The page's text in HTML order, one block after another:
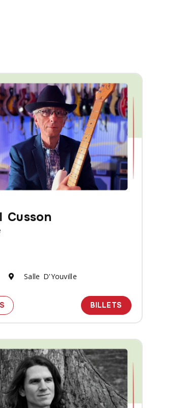
SPECTACLE LÉNO
Cusson
Salle D'Youville
SPECTACLE MICHEL CUSSON - VOLTAGE
BILLETS DES BILLETS